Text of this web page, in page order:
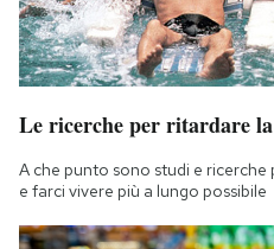
Le ricerche per ritardare
A che punto sono studi e
e farci vivere più a lungo possibile